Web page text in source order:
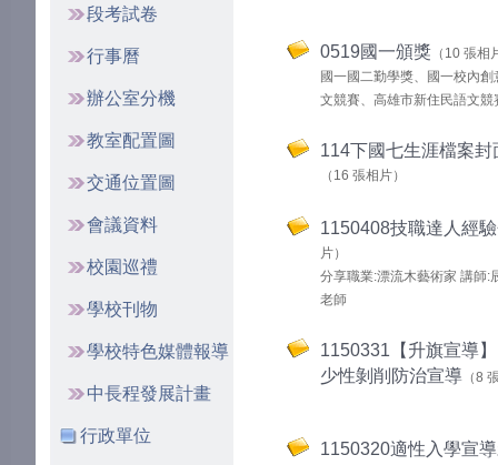
段考試卷
行事曆
辦公室分機
教室配置圖
交通位置圖
會議資料
校園巡禮
學校刊物
學校特色媒體報導
中長程發展計畫
行政單位
0519國一頒獎 （10 張相
國一國二勤學獎、國一校內
文競賽、高雄市新住民語文競
114下國七生涯檔案
（16 張相片）
1150408技職達人經
片）
分享職業:漂流木藝術家 講師:
老師
1150331【升旗宣導
少性剝削防治宣導 （8
1150320適性入學宣